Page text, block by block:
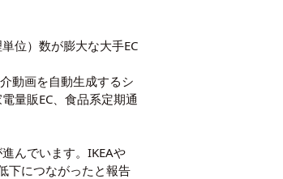
位）数が膨大な大手EC
動画を自動生成するシ
量販EC、食品系定期通
んでいます。IKEAや
下につながったと報告